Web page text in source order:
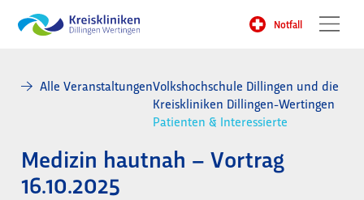
Notfall
Volkshochschule Dillingen und die
Kreiskliniken Dillingen-Wertingen
Patienten & Interessierte
Alle Veranstaltungen
Medizin hautnah – Vortrag
16.10.2025